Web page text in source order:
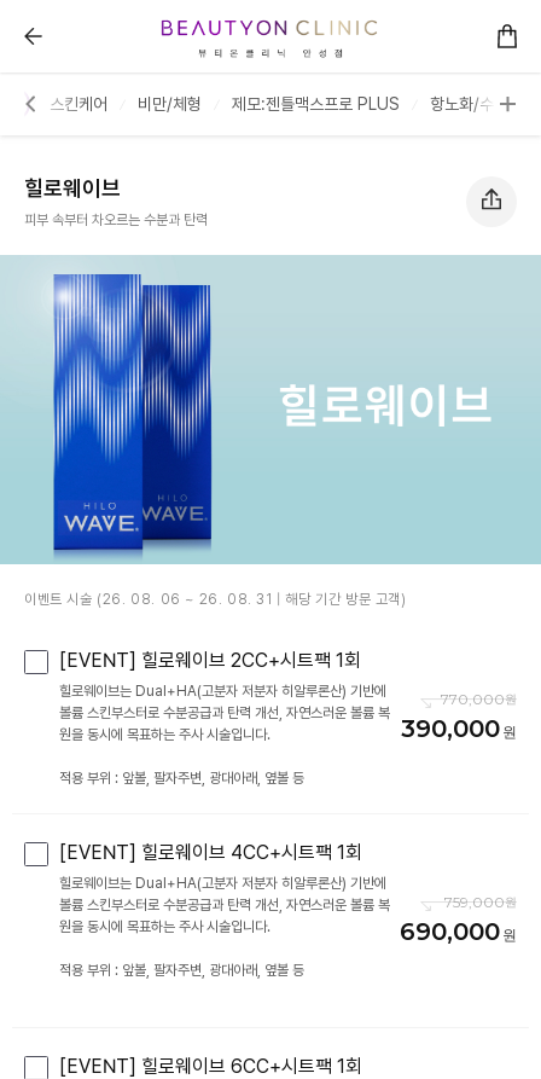
힐로웨이브 :: 뷰티온의원 안성점
스킨케어 비만/체형 제모:젠틀맥스프로 PLUS 항노화/수액주사
힐로웨이브
피부 속부터 차오르는 수분과 탄력
이벤트 시술 (26. 08. 06 ~ 26. 08. 31 | 해당 기간 방문 고객)
[EVENT] 힐로웨이브 2CC+시트팩 1회
힐로웨이브는 Dual+HA(고분자 저분자 히알루론산) 기반에
볼륨 스킨부스터로 수분공급과 탄력 개선, 자연스러운 볼륨 복
원을 동시에 목표하는 주사 시술입니다.
적용 부위 : 앞볼, 팔자주변, 광대아래, 옆볼 등
770,000
390,000
[EVENT] 힐로웨이브 4CC+시트팩 1회
힐로웨이브는 Dual+HA(고분자 저분자 히알루론산) 기반에
볼륨 스킨부스터로 수분공급과 탄력 개선, 자연스러운 볼륨 복
원을 동시에 목표하는 주사 시술입니다.
적용 부위 : 앞볼, 팔자주변, 광대아래, 옆볼 등
759,000
690,000
[EVENT] 힐로웨이브 6CC+시트팩 1회